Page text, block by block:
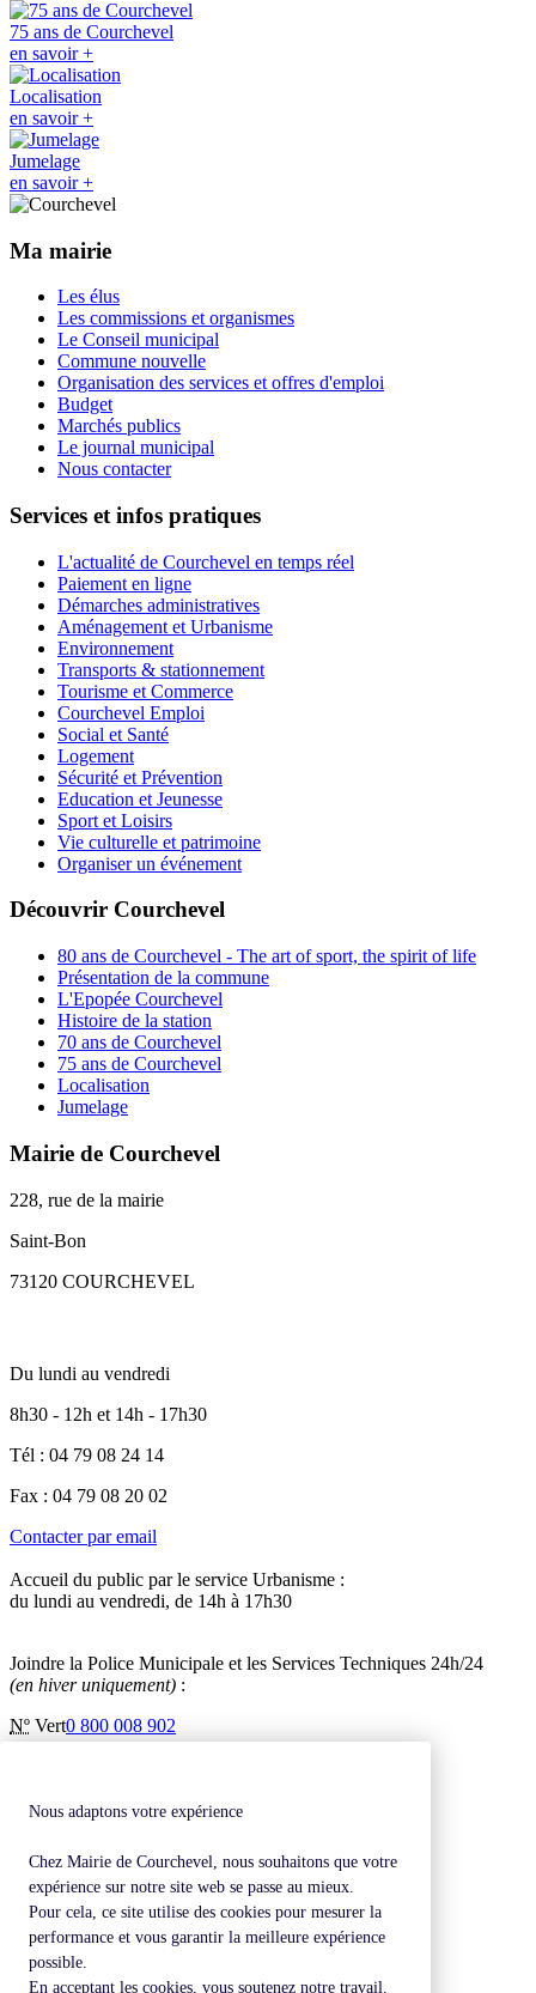
Nous adaptons votre expérience
Chez Mairie de Courchevel, nous souhaitons que votre
expérience sur notre site web se passe au mieux.
Pour cela, ce site utilise des cookies pour mesurer la
performance et vous garantir la meilleure expérience
possible.
En acceptant les cookies, vous soutenez notre travail.
75 ans de Courchevel
en savoir +
Localisation
en savoir +
Jumelage
en savoir +
Ma mairie
Les élus
Les commissions et organismes
Le Conseil municipal
Commune nouvelle
Organisation des services et offres d'emploi
Budget
Marchés publics
Le journal municipal
Nous contacter
Services et infos pratiques
L'actualité de Courchevel en temps réel
Paiement en ligne
Démarches administratives
Aménagement et Urbanisme
Environnement
Transports & stationnement
Tourisme et Commerce
Courchevel Emploi
Social et Santé
Logement
Sécurité et Prévention
Education et Jeunesse
Sport et Loisirs
Vie culturelle et patrimoine
Organiser un événement
Découvrir Courchevel
80 ans de Courchevel - The art of sport, the spirit of life
Présentation de la commune
L'Epopée Courchevel
Histoire de la station
70 ans de Courchevel
75 ans de Courchevel
Localisation
Jumelage
Mairie de Courchevel
228, rue de la mairie
Saint-Bon
73120 COURCHEVEL
Du lundi au vendredi
8h30 - 12h et 14h - 17h30
Tél : 04 79 08 24 14
Fax : 04 79 08 20 02
Contacter par email
Accueil du public par le service Urbanisme :
du lundi au vendredi, de 14h à 17h30
Joindre la Police Municipale et les Services Techniques 24h/24
(en hiver uniquement) :
Nº Vert0 800 008 902
Mentions légales
Revenir en haut de page